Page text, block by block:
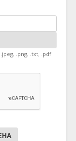
.png, .txt, .pdf